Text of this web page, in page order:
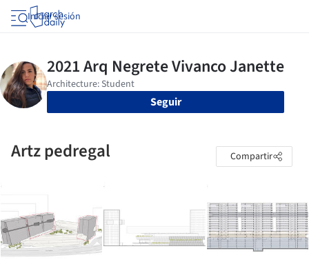
Iniciar sesión
Seguir
Artz pedregal Compartir